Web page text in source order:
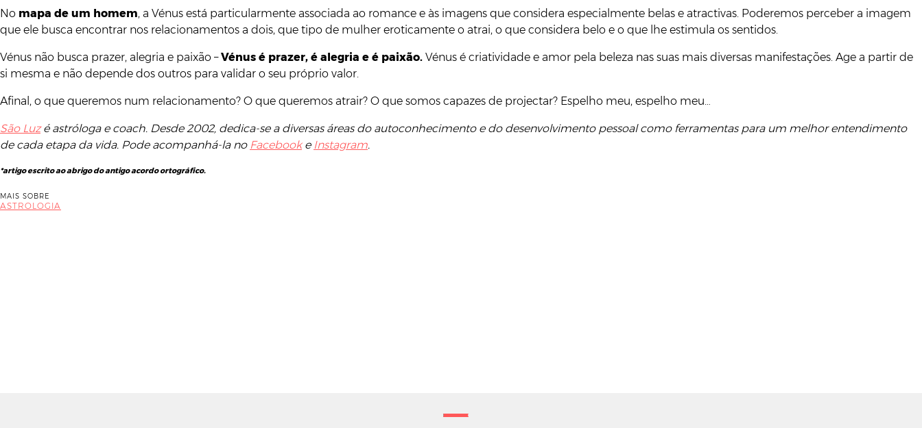
No mapa de um homem, a Vénus está particularmente associada ao romance e às imagens que considera especialmente belas e atractivas. Poderemos perceber a imagem
que ele busca encontrar nos relacionamentos a dois, que tipo de mulher eroticamente o atrai, o que considera belo e o que lhe estimula os sentidos.
Vénus não busca prazer, alegria e paixão –Vénus é prazer, é alegria e é paixão. Vénus é criatividade e amor pela beleza nas suas mais diversas manifestações. Age a partir de
si mesma e não depende dos outros para validar o seu próprio valor.
Afinal, o que queremos num relacionamento? O que queremos atrair? O que somos capazes de projectar? Espelho meu, espelho meu…
São Luzé astróloga e coach. Desde 2002, dedica-se a diversas áreas do autoconhecimento e do desenvolvimento pessoal como ferramentas para um melhor entendimento
de cada etapa da vida. Pode acompanhá-la no Facebooke Instagram.
*artigo escrito ao abrigo do antigo acordo ortográfico.
MAIS SOBRE
ASTROLOGIA